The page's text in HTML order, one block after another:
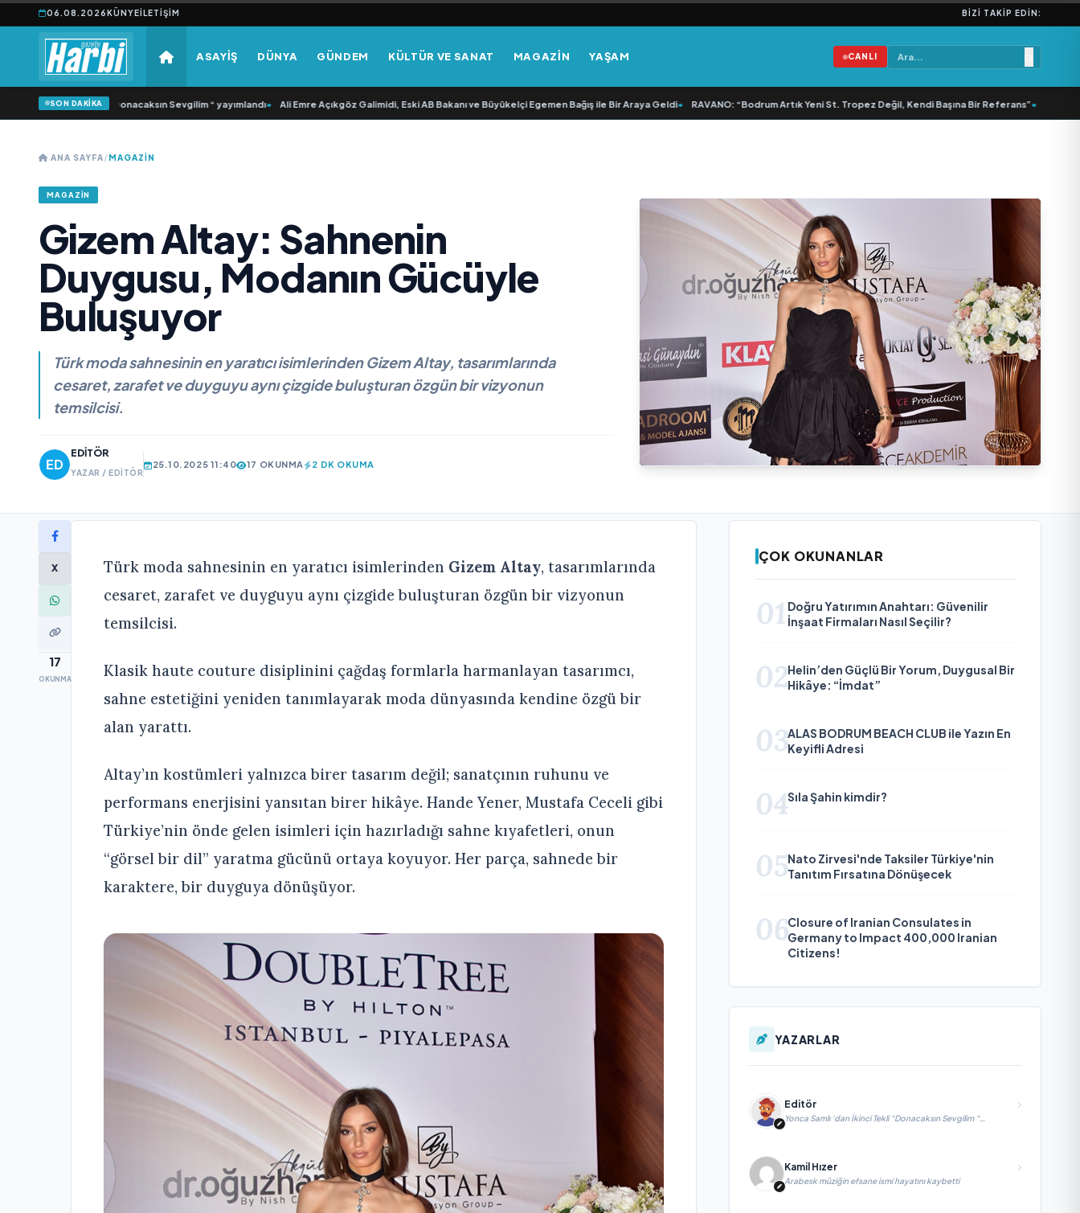
06.08.2026KÜNYEİLETIŞIM BIZI TAKIP EDIN:
ASAYİŞ DÜNYA GÜNDEM KÜLTÜR VE SANAT MAGAZİN YAŞAM CANLI
SON DAKİKA
‘dan İkinci Tekli “Donacaksın Sevgilim “ yayımlandı• Ali Emre Açıkgöz Galimidi, Eski AB Bakanı ve Büyükelçi Egemen Bağış ile Bir Araya Geldi• RAVANO: “Bodrum Artık Yeni St. Tropez Değil, Kendi Başına Bir Referans”• Bullas &
ANA SAYFA/MAGAZİN
MAGAZİN
Gizem Altay: Sahnenin
Duygusu, Modanın Gücüyle
Buluşuyor
Türk moda sahnesinin en yaratıcı isimlerinden Gizem Altay, tasarımlarında
cesaret, zarafet ve duyguyu aynı çizgide buluşturan özgün bir vizyonun
temsilcisi.
EDITÖR
YAZAR / EDITÖR
25.10.2025 11:40 17 OKUNMA 2 DK OKUMA
X
17
OKUNMA
Türk moda sahnesinin en yaratıcı isimlerinden Gizem Altay, tasarımlarında
cesaret, zarafet ve duyguyu aynı çizgide buluşturan özgün bir vizyonun
temsilcisi.
Klasik haute couture disiplinini çağdaş formlarla harmanlayan tasarımcı,
sahne estetiğini yeniden tanımlayarak moda dünyasında kendine özgü bir
alan yarattı.
Altay’ın kostümleri yalnızca birer tasarım değil; sanatçının ruhunu ve
performans enerjisini yansıtan birer hikâye. Hande Yener, Mustafa Ceceli gibi
Türkiye’nin önde gelen isimleri için hazırladığı sahne kıyafetleri, onun
“görsel bir dil” yaratma gücünü ortaya koyuyor. Her parça, sahnede bir
karaktere, bir duyguya dönüşüyor.
ÇOK OKUNANLAR
01 Doğru Yatırımın Anahtarı: Güvenilir
İnşaat Firmaları Nasıl Seçilir?
02Helin’den Güçlü Bir Yorum, Duygusal Bir
Hikâye: “İmdat”
03ALAS BODRUM BEACH CLUB ile Yazın En
Keyifli Adresi
04Sıla Şahin kimdir?
05Nato Zirvesi'nde Taksiler Türkiye'nin
Tanıtım Fırsatına Dönüşecek
06Closure of Iranian Consulates in
Germany to Impact 400,000 Iranian
Citizens!
YAZARLAR
Editör
Yonca Samlı ‘dan İkinci Tekli “Donacaksın Sevgilim “
yayımlandı
Kamil Hızer
Arabesk müziğin efsane ismi hayatını kaybetti